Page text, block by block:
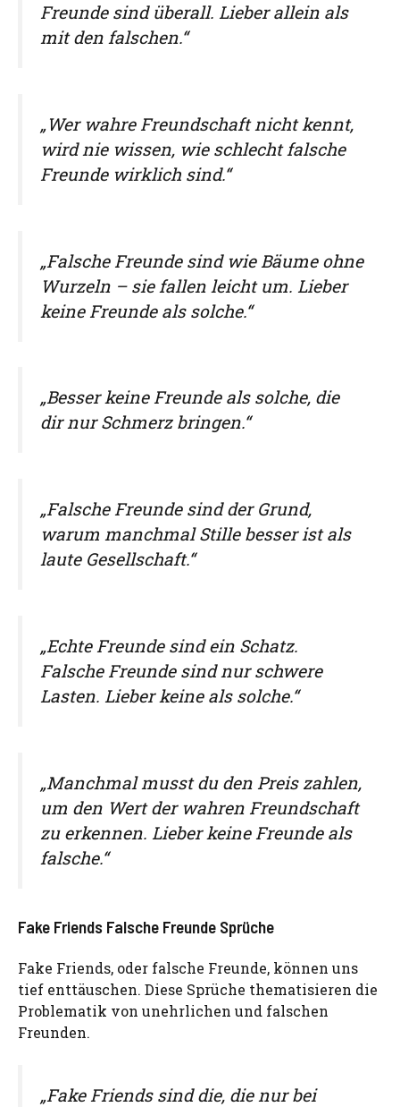
Freunde sind überall. Lieber allein als
mit den falschen.“
„Wer wahre Freundschaft nicht kennt,
wird nie wissen, wie schlecht falsche
Freunde wirklich sind.“
„Falsche Freunde sind wie Bäume ohne
Wurzeln – sie fallen leicht um. Lieber
keine Freunde als solche.“
„Besser keine Freunde als solche, die
dir nur Schmerz bringen.“
„Falsche Freunde sind der Grund,
warum manchmal Stille besser ist als
laute Gesellschaft.“
„Echte Freunde sind ein Schatz.
Falsche Freunde sind nur schwere
Lasten. Lieber keine als solche.“
„Manchmal musst du den Preis zahlen,
um den Wert der wahren Freundschaft
zu erkennen. Lieber keine Freunde als
falsche.“
Fake Friends Falsche Freunde Sprüche
Fake Friends, oder falsche Freunde, können uns
tief enttäuschen. Diese Sprüche thematisieren die
Problematik von unehrlichen und falschen
Freunden.
„Fake Friends sind die, die nur bei